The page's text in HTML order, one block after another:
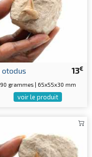
13€
otodus
90 grammes | 65x55x30 mm
voir le produit